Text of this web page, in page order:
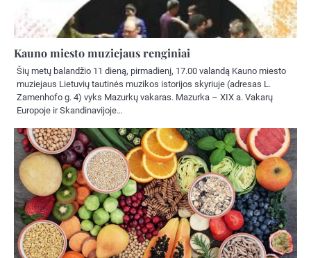
Kauno miesto muziejaus renginiai
Šių metų balandžio 11 dieną, pirmadienį, 17.00 valandą Kauno miesto
muziejaus Lietuvių tautinės muzikos istorijos skyriuje (adresas L.
Zamenhofo g. 4) vyks Mazurkų vakaras. Mazurka – XIX a. Vakarų
Europoje ir Skandinavijoje…